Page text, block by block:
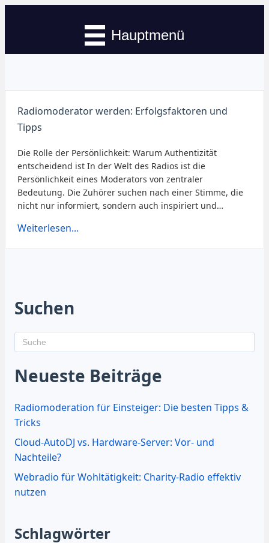
Hauptmenü
Radiomoderator werden: Erfolgsfaktoren und
Tipps
Die Rolle der Persönlichkeit: Warum Authentizität
entscheidend ist In der Welt des Radios ist die
Persönlichkeit eines Moderators von zentraler
Bedeutung. Die Zuhörer suchen nach einer Stimme, die
nicht nur informiert, sondern auch inspiriert und…
Weiterlesen...
Suchen
Neueste Beiträge
Radiomoderation für Einsteiger: Die besten Tipps &
Tricks
Cloud-AutoDJ vs. Hardware-Server: Vor- und
Nachteile?
Webradio für Wohltätigkeit: Charity-Radio effektiv
nutzen
Schlagwörter